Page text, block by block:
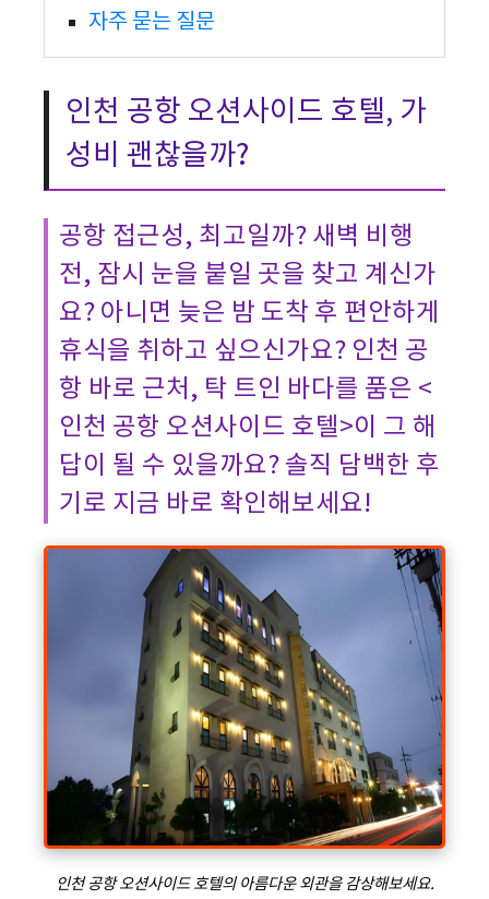
자주 묻는 질문
인천 공항 오션사이드 호텔, 가
성비 괜찮을까?
공항 접근성, 최고일까? 새벽 비행
전, 잠시 눈을 붙일 곳을 찾고 계신가
요? 아니면 늦은 밤 도착 후 편안하게
휴식을 취하고 싶으신가요? 인천 공
항 바로 근처, 탁 트인 바다를 품은 <
인천 공항 오션사이드 호텔>이 그 해
답이 될 수 있을까요? 솔직 담백한 후
기로 지금 바로 확인해보세요!
인천 공항 오션사이드 호텔의 아름다운 외관을 감상해보세요.